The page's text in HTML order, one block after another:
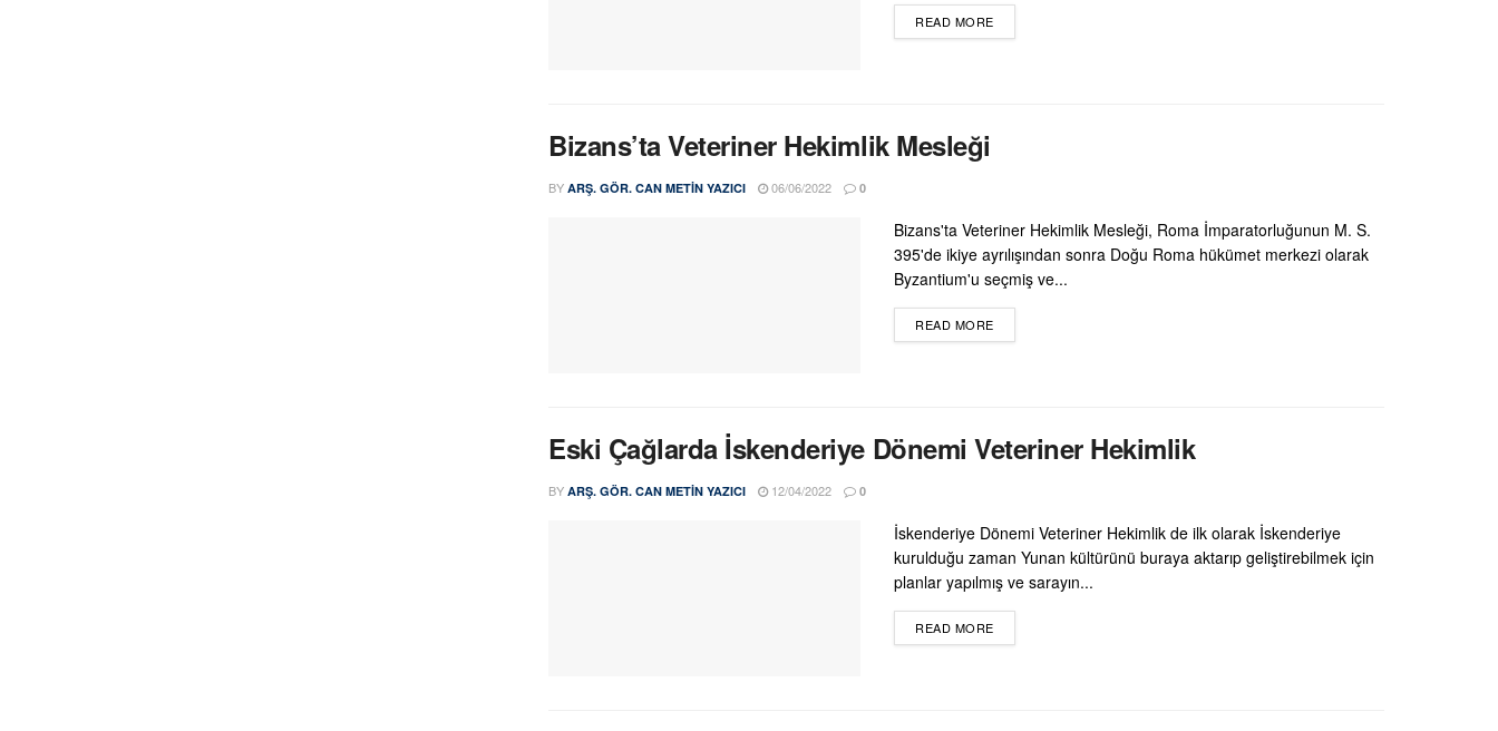
READ MOREDETAILS
Bizans’ta Veteriner Hekimlik Mesleği
BY ARŞ. GÖR. CAN METIN YAZICI 06/06/2022 0
Bizans'ta Veteriner Hekimlik Mesleği, Roma İmparatorluğunun M. S.
395'de ikiye ayrılışından sonra Doğu Roma hükümet merkezi olarak
Byzantium'u seçmiş ve...
READ MOREDETAILS
Eski Çağlarda İskenderiye Dönemi Veteriner Hekimlik
BY ARŞ. GÖR. CAN METIN YAZICI 12/04/2022 0
İskenderiye Dönemi Veteriner Hekimlik de ilk olarak İskenderiye
kurulduğu zaman Yunan kültürünü buraya aktarıp geliştirebilmek için
planlar yapılmış ve sarayın...
READ MOREDETAILS